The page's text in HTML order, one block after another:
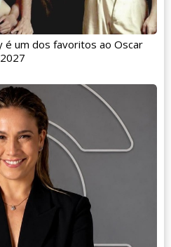
é um dos favoritos ao Oscar
2027